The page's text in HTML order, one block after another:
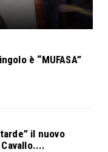
è “MUFASA”
il nuovo